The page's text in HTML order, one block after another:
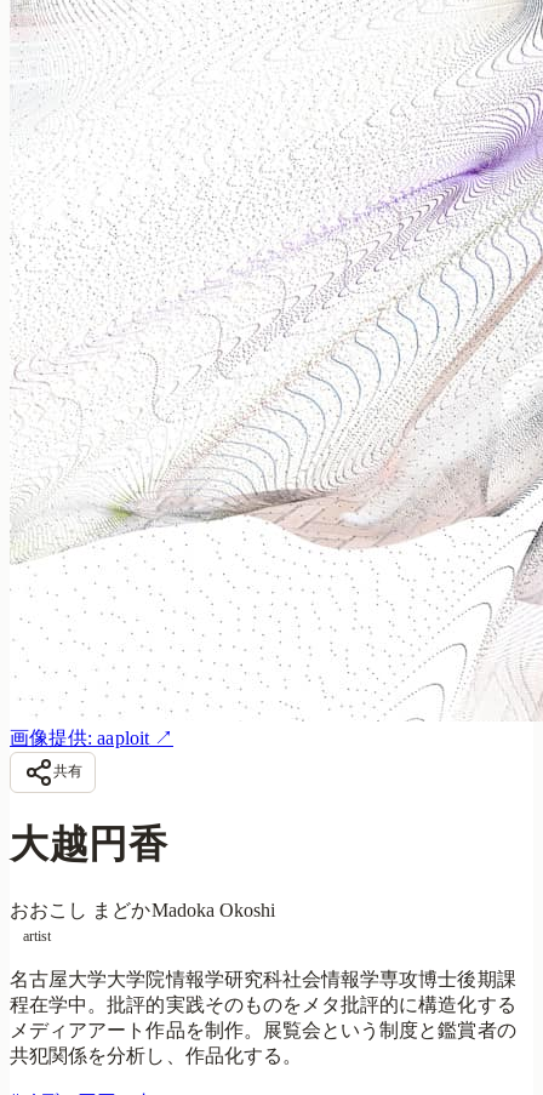
画像提供: aaploit↗
共有
大越円香
おおこし まどかMadoka Okoshi
artist
名古屋大学大学院情報学研究科社会情報学専攻博士後期課
程在学中。批評的実践そのものをメタ批評的に構造化する
メディアアート作品を制作。展覧会という制度と鑑賞者の
共犯関係を分析し、作品化する。